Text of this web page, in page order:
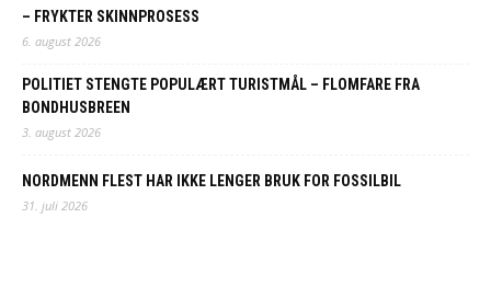
– FRYKTER SKINNPROSESS
6. august 2026
POLITIET STENGTE POPULÆRT TURISTMÅL – FLOMFARE FRA
BONDHUSBREEN
3. august 2026
NORDMENN FLEST HAR IKKE LENGER BRUK FOR FOSSILBIL
31. juli 2026